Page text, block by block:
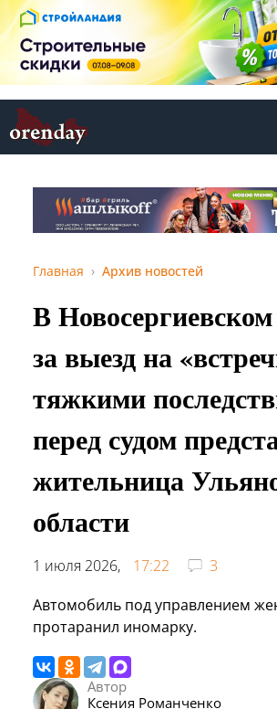
Главная Архив новостей
В
за выезд на
тяжкими
перед судом
жительница
области
1 июля 2026, 17:22
3
Автомобиль под управлением
протаранил иномарку.
Автор
Ксения Романченко